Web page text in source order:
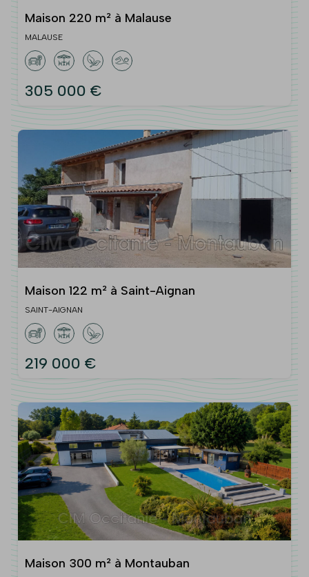
Maison 220 m² à Malause
MALAUSE
305 000 €
Maison 122 m² à Saint-Aignan
SAINT-AIGNAN
219 000 €
Maison 300 m² à Montauban